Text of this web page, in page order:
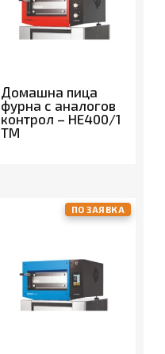
Домашна пица
фурна с аналогов
контрол – HE400/1
TM
ПО ЗАЯВКА